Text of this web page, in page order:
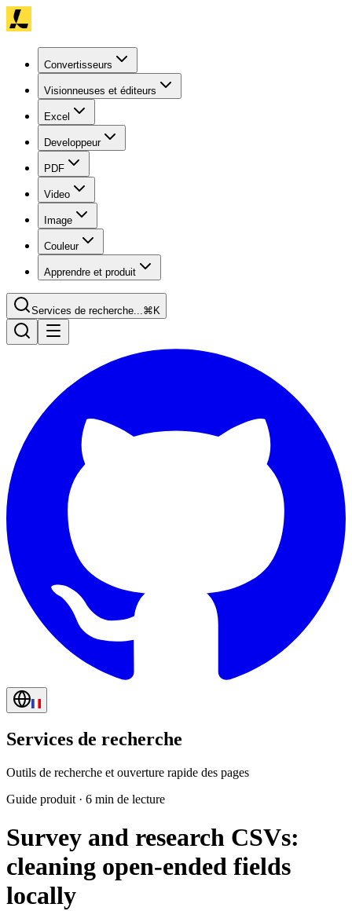
Convertisseurs
Visionneuses et éditeurs
Excel
Developpeur
PDF
Video
Image
Couleur
Apprendre et produit
Services de recherche...⌘K
Services de recherche
Outils de recherche et ouverture rapide des pages
Guide produit · 6 min de lecture
Survey and research CSVs:
cleaning open-ended fields
locally